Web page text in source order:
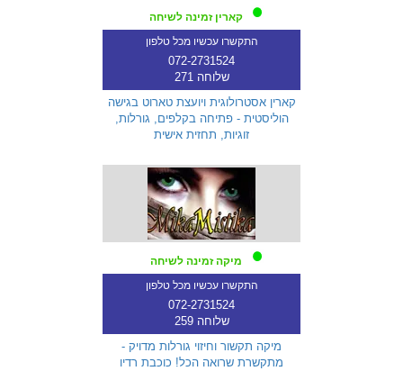
קארין זמינה לשיחה
התקשרו עכשיו מכל טלפון
072-2731524
שלוחה 271
קארין אסטרולוגית ויועצת טארוט בגישה
הוליסטית - פתיחה בקלפים, גורלות,
זוגיות, תחזית אישית
מיקה זמינה לשיחה
התקשרו עכשיו מכל טלפון
072-2731524
שלוחה 259
מיקה תקשור וחיזוי גורלות מדויק -
מתקשרת שרואה הכל! כוכבת רדיו